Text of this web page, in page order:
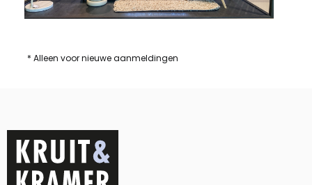
* Alleen voor nieuwe aanmeldingen